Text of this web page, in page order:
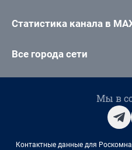
Статистика канала в
Все города сети
Мы в
Контактные данные для